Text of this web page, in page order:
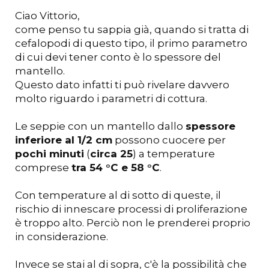
tempi...
Ciao Vittorio,
come penso tu sappia già, quando si tratta di
cefalopodi di questo tipo, il primo parametro
di cui devi tener conto è lo spessore del
mantello.
Questo dato infatti ti può rivelare davvero
molto riguardo i parametri di cottura.
Le seppie con un mantello dallo spessore
inferiore al 1/2 cm possono cuocere per
pochi minuti (circa 25) a temperature
comprese tra 54 °C e 58 °C.
Con temperature al di sotto di queste, il
rischio di innescare processi di proliferazione
è troppo alto. Perciò non le prenderei proprio
in considerazione.
Invece se stai al di sopra, c'è la possibilità che